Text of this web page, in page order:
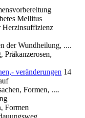
Mellitus
Herzinsuffizienz
der Wundheilung, ....
veränderungen 14
Formen, ....
Formen